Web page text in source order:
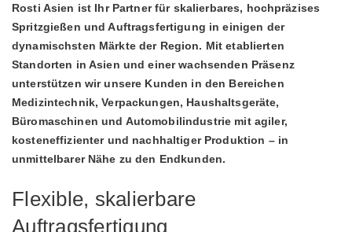
Rosti Asien ist Ihr Partner für skalierbares, hochpräzises
Spritzgießen und Auftragsfertigung in einigen der
dynamischsten Märkte der Region. Mit etablierten
Standorten in Asien und einer wachsenden Präsenz
unterstützen wir unsere Kunden in den Bereichen
Medizintechnik, Verpackungen, Haushaltsgeräte,
Büromaschinen und Automobilindustrie mit agiler,
kosteneffizienter und nachhaltiger Produktion – in
unmittelbarer Nähe zu den Endkunden.
Flexible, skalierbare
Auftragsfertigung